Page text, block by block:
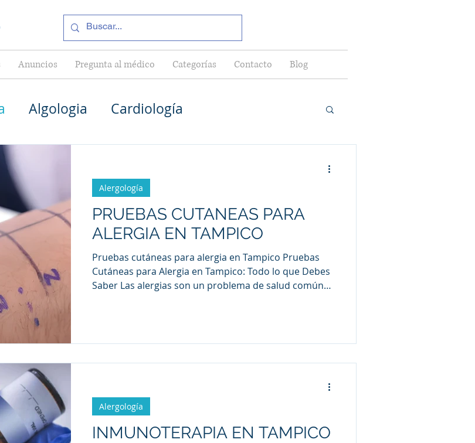
Anuncios Pregunta al médico Categorías Contacto Blog
Algologia Cardiología
General en Tampico
en Tampico
Internistas en Tampico
Cardiólogos ecocardiografistas
generales en Tampico
PRUEBAS CUTANEAS PARA
ALERGIA EN TAMPICO
Pruebas cutáneas para alergia en Tampico Pruebas
Cutáneas para Alergia en Tampico: Todo lo que Debes
Saber Las alergias son un problema de salud común
pruebas cutáneas son una de las herramientas más
Alergología
INMUNOTERAPIA EN TAMPICO
Alergología